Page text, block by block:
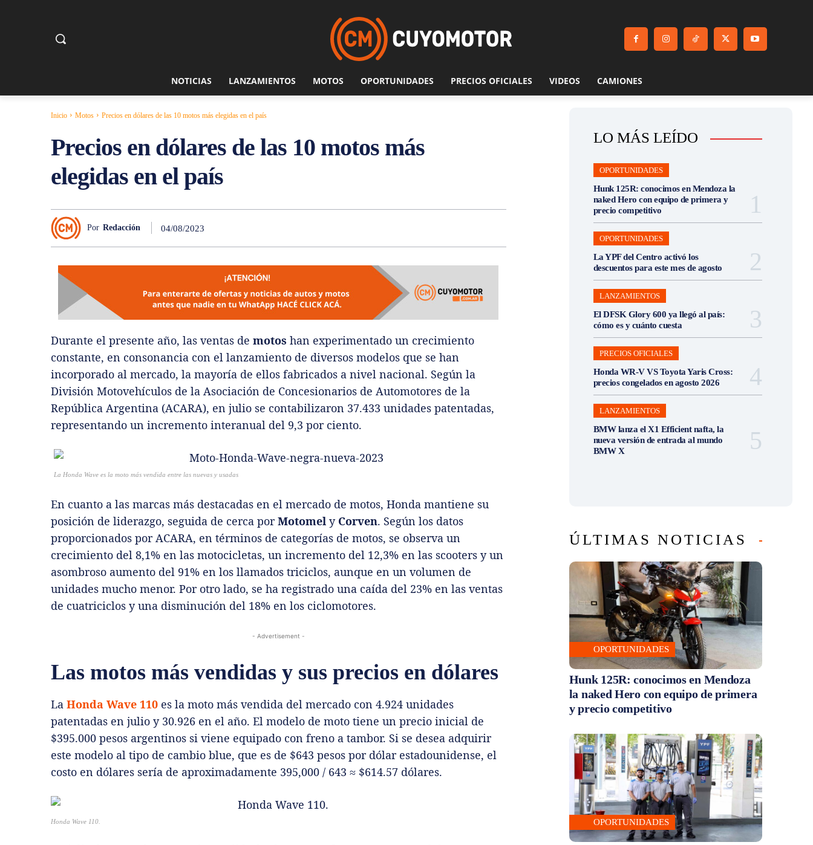
NOTICIAS LANZAMIENTOS MOTOS OPORTUNIDADES PRECIOS OFICIALES VIDEOS CAMIONES
Inicio Motos Precios en dólares de las 10 motos más elegidas en el país
Precios en dólares de las 10 motos más
elegidas en el país
Por Redacción 04/08/2023
Durante el presente año, las ventas de motos han experimentado un crecimiento
constante, en consonancia con el lanzamiento de diversos modelos que se han
incorporado al mercado, la mayoría de ellos fabricados a nivel nacional. Según la
División Motovehículos de la Asociación de Concesionarios de Automotores de la
República Argentina (ACARA), en julio se contabilizaron 37.433 unidades patentadas,
representando un incremento interanual del 9,3 por ciento.
La Honda Wave es la moto más vendida entre las nuevas y usadas
En cuanto a las marcas más destacadas en el mercado de motos, Honda mantiene su
posición de liderazgo, seguida de cerca porMotomel y Corven. Según los datos
proporcionados por ACARA, en términos de categorías de motos, se observa un
crecimiento del 8,1% en las motocicletas, un incremento del 12,3% en las scooters y un
asombroso aumento del 91% en los llamados triciclos, aunque en un volumen de
unidades mucho menor. Por otro lado, se ha registrado una caída del 23% en las ventas
de cuatriciclos y una disminución del 18% en los ciclomotores.
- Advertisement -
Las motos más vendidas y sus precios en dólares
La Honda Wave 110 es la moto más vendida del mercado con 4.924 unidades
patentadas en julio y 30.926 en el año. El modelo de moto tiene un precio inicial de
$395.000 pesos argentinos si viene equipado con freno a tambor. Si se desea adquirir
este modelo al tipo de cambio blue, que es de $643 pesos por dólar estadounidense, el
costo en dólares sería de aproximadamente 395,000 / 643 ≈ $614.57 dólares.
Honda Wave 110.
LO MÁS LEÍDO
OPORTUNIDADES
Hunk 125R: conocimos en Mendoza la
naked Hero con equipo de primera y
precio competitivo
OPORTUNIDADES
La YPF del Centro activó los
descuentos para este mes de agosto
LANZAMIENTOS
El DFSK Glory 600 ya llegó al país:
cómo es y cuánto cuesta
PRECIOS OFICIALES
Honda WR-V VS Toyota Yaris Cross:
precios congelados en agosto 2026
LANZAMIENTOS
BMW lanza el X1 Efficient nafta, la
nueva versión de entrada al mundo
BMW X
ÚLTIMAS NOTICIAS
OPORTUNIDADES
Hunk 125R: conocimos en Mendoza
la naked Hero con equipo de primera
y precio competitivo
OPORTUNIDADES